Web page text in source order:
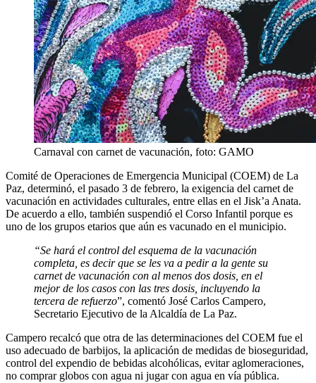
Carnaval con carnet de vacunación, foto: GAMO
Comité de Operaciones de Emergencia Municipal (COEM) de La
Paz, determinó, el pasado 3 de febrero, la exigencia del carnet de
vacunación en actividades culturales, entre ellas en el Jisk’a Anata.
De acuerdo a ello, también suspendió el Corso Infantil porque es
uno de los grupos etarios que aún es vacunado en el municipio.
“Se hará el control del esquema de la vacunación
completa, es decir que se les va a pedir a la gente su
carnet de vacunación con al menos dos dosis, en el
mejor de los casos con las tres dosis, incluyendo la
tercera de refuerzo”, comentó José Carlos Campero,
Secretario Ejecutivo de la Alcaldía de La Paz.
Campero recalcó que otra de las determinaciones del COEM fue el
uso adecuado de barbijos, la aplicación de medidas de bioseguridad,
control del expendio de bebidas alcohólicas, evitar aglomeraciones,
no comprar globos con agua ni jugar con agua en vía pública.